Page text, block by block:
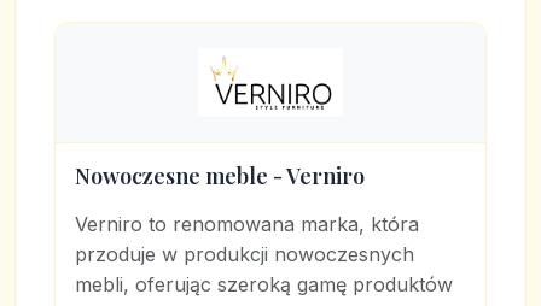
Nowoczesne meble - Verniro
Verniro to renomowana marka, która
przoduje w produkcji nowoczesnych
mebli, oferując szeroką gamę produktów